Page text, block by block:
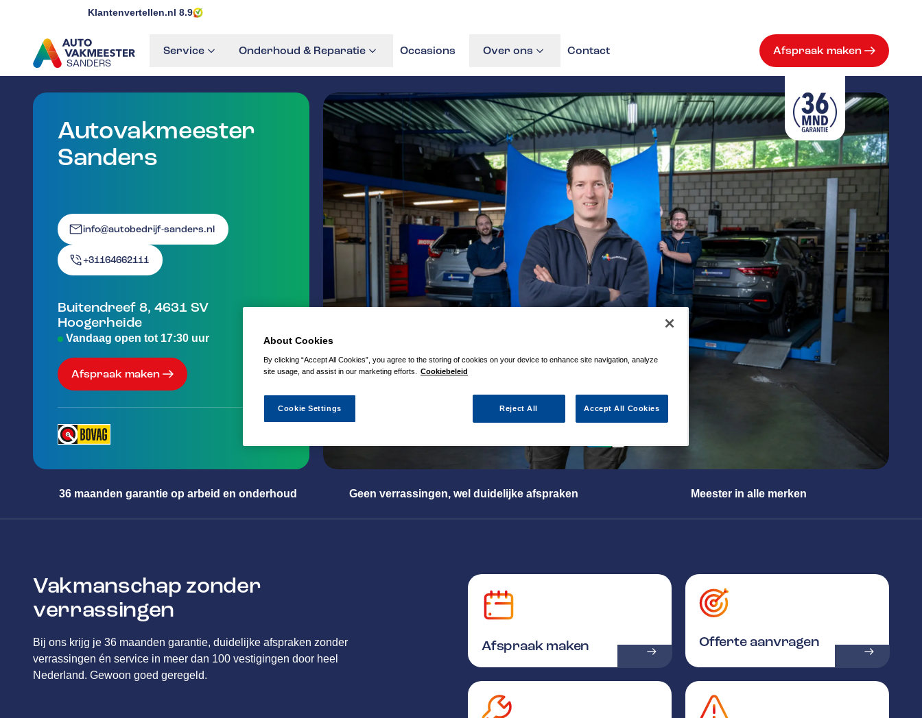
Klantenvertellen.nl 8.9
SANDERS
GA NAAR DE HOMEPAGINA
Service Onderhoud & Reparatie Occasions Over ons Contact Afspraak maken
Autovakmeester
Sanders
info@autobedrijf-sanders.nl
+31164662111
Buitendreef 8, 4631 SV
Hoogerheide
Vandaag open tot 17:30 uur
Afspraak maken
36 maanden garantie op arbeid en onderhoud Geen verrassingen, wel duidelijke afspraken Meester in alle merken
Vakmanschap zonder
verrassingen
Bij ons krijg je 36 maanden garantie, duidelijke afspraken zonder
verrassingen én service in meer dan 100 vestigingen door heel
Nederland. Gewoon goed geregeld.
Afspraak maken Offerte aanvragen
About Cookies
By clicking “Accept All Cookies”, you agree to the storing of cookies on your device to enhance site navigation, analyze
site usage, and assist in our marketing efforts.
Cookiebeleid
Reject All Accept All Cookies
Cookie Settings